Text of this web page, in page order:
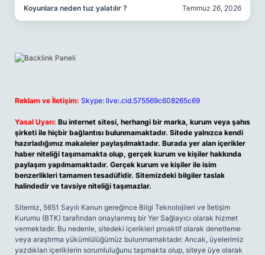
Koyunlara neden tuz yalatılır ? Temmuz 26, 2026
Reklam ve İletişim: Skype: live:.cid.575569c608265c69
Yasal Uyarı: Bu internet sitesi, herhangi bir marka, kurum veya şahıs
şirketi ile hiçbir bağlantısı bulunmamaktadır. Sitede yalnızca kendi
hazırladığımız makaleler paylaşılmaktadır. Burada yer alan içerikler
haber niteliği taşımamakta olup, gerçek kurum ve kişiler hakkında
paylaşım yapılmamaktadır. Gerçek kurum ve kişiler ile isim
benzerlikleri tamamen tesadüfidir. Sitemizdeki bilgiler taslak
halindedir ve tavsiye niteliği taşımazlar.
Sitemiz, 5651 Sayılı Kanun gereğince Bilgi Teknolojileri ve İletişim
Kurumu (BTK) tarafından onaylanmış bir Yer Sağlayıcı olarak hizmet
vermektedir. Bu nedenle, sitedeki içerikleri proaktif olarak denetleme
veya araştırma yükümlülüğümüz bulunmamaktadır. Ancak, üyelerimiz
yazdıkları içeriklerin sorumluluğunu taşımakta olup, siteye üye olarak